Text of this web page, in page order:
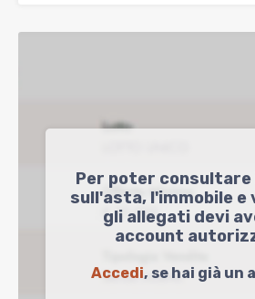
Per poter
sull'asta, l'immobile e
gli allegati devi
account
Accedi, se hai già un